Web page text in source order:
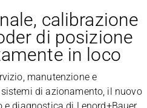
calibrazione
di posizione
in loco
manutenzione e
di azionamento, il nuovo